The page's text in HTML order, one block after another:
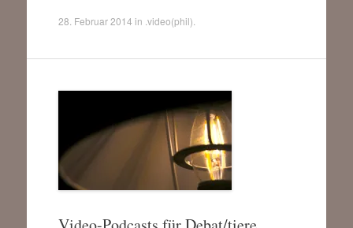
28. Februar 2014 in .video(phil)